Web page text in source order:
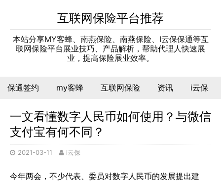
互联网保险平台推荐
本站分享MY客蜂、南燕保险、南燕保险、I云保保通等互
联网保险平台展业技巧、产品解析，帮助代理人快速展
业，提高保险展业效率。
保通签约 my客蜂 互联网保险 资讯 i云保
一文看懂数字人民币如何使用？与微信
支付宝有何不同？
2021-03-11 i云保
今年两会，不少代表、委员对数字人民币的发展提出建